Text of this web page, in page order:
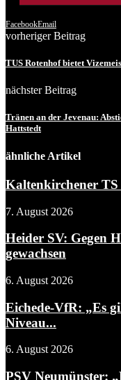
FacebookEmail
vorheriger Beitrag
TUS Rotenhof bietet
nächster Beitrag
Tränen an der Jevenau:
Hattstedt
ähnliche Artikel
Kaltenkirchener TS
7. August 2026
Heider SV: Gegen
gewachsen
6. August 2026
Eichede-VfR: „Es
Niveau...
6. August 2026
PSV Neumünster: